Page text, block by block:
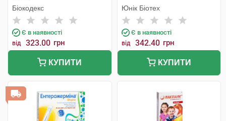
Біокодекс
Є в наявності
від 323.00 грн
КУПИТИ
Юнік Біотех
Є в наявності
від 342.40 грн
КУПИТИ